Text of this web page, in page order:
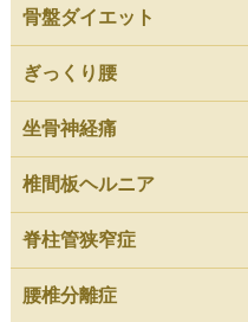
骨盤ダイエット
ぎっくり腰
坐骨神経痛
椎間板ヘルニア
脊柱管狭窄症
腰椎分離症